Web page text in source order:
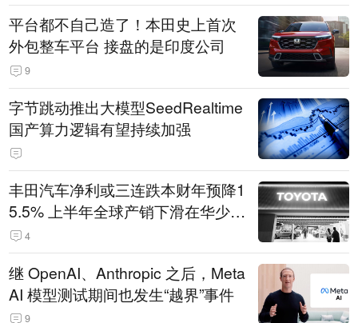
平台都不自己造了！本田史上首次
外包整车平台 接盘的是印度公司
9
字节跳动推出大模型SeedRealtime
国产算力逻辑有望持续加强
丰田汽车净利或三连跌本财年预降1
5.5% 上半年全球产销下滑在华少卖
14.3万辆
4
继 OpenAI、Anthropic 之后，Meta
AI 模型测试期间也发生“越界”事件
9